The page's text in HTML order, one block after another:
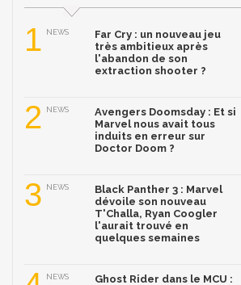
1 NEWS
Far Cry : un nouveau jeu
très ambitieux après
l'abandon de son
extraction shooter ?
2 NEWS
Avengers Doomsday : Et si
Marvel nous avait tous
induits en erreur sur
Doctor Doom ?
3 NEWS
Black Panther 3 : Marvel
dévoile son nouveau
T'Challa, Ryan Coogler
l'aurait trouvé en
quelques semaines
NEWS Ghost Rider dans le MCU :